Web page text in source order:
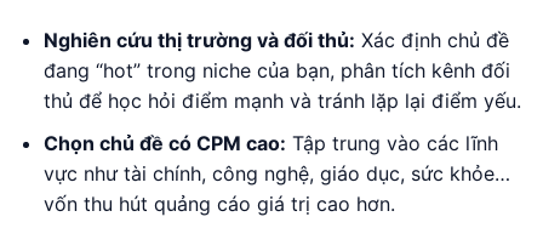
Nghiên cứu thị trường và đối thủ: Xác định chủ đề
đang “hot” trong niche của bạn, phân tích kênh đối
thủ để học hỏi điểm mạnh và tránh lặp lại điểm yếu.
Chọn chủ đề có CPM cao: Tập trung vào các lĩnh
vực như tài chính, công nghệ, giáo dục, sức khỏe…
vốn thu hút quảng cáo giá trị cao hơn.